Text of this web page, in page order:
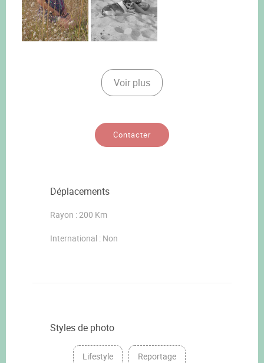
Voir plus
Contacter
Déplacements
Rayon : 200 Km
International : Non
Styles de photo
Lifestyle Reportage